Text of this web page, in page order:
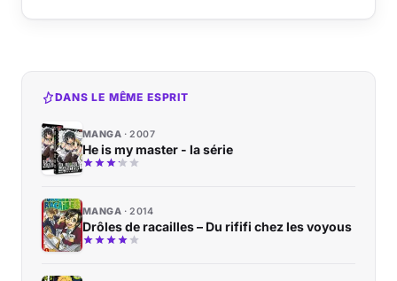
DANS LE MÊME ESPRIT
MANGA 2007
He is my master - la série
MANGA 2014
Drôles de racailles – Du rififi chez les voyous